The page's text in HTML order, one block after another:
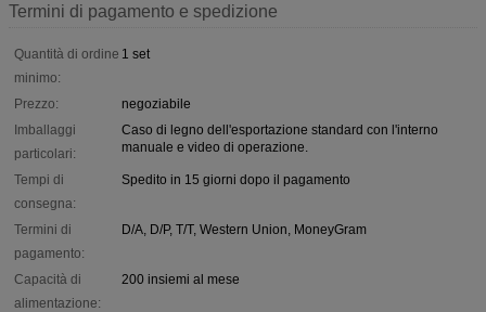
Termini di pagamento e spedizione
Quantità di ordine
minimo:
1 set
Prezzo:
negoziabile
Imballaggi
particolari:
Caso di legno dell'esportazione standard con l'interno
manuale e video di operazione.
Tempi di
consegna:
Spedito in 15 giorni dopo il pagamento
Termini di
pagamento:
D/A, D/P, T/T, Western Union, MoneyGram
Capacità di
alimentazione:
200 insiemi al mese